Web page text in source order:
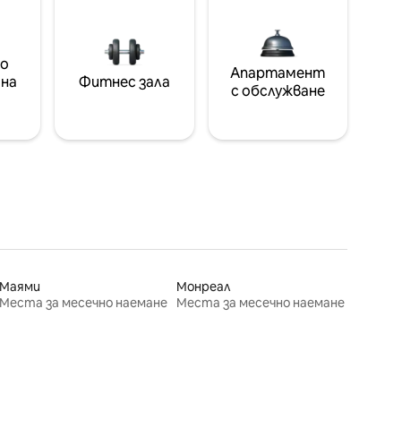
Фитнес зала
Апартамент
с обслужване
Маями
Места за месечно наемане
Монреал
Места за месечно наемане